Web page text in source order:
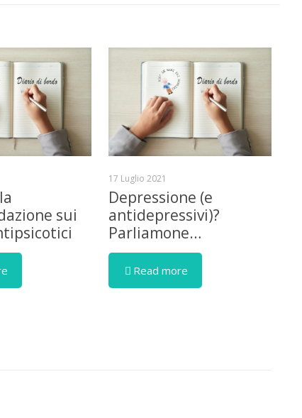
sui
17 Luglio 2021
Depressione (e
antidepressivi)?
Parliamone…
Read more